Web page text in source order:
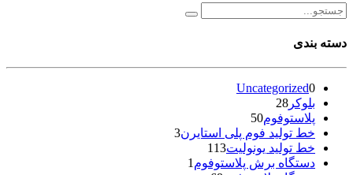
دسته بندی
Uncategorized0
بلوکر 28
پلاستوفوم50
خط تولید فوم پلی استایرن3
خط تولید یونولیت113
دستگاه برش پلاستوفوم 1